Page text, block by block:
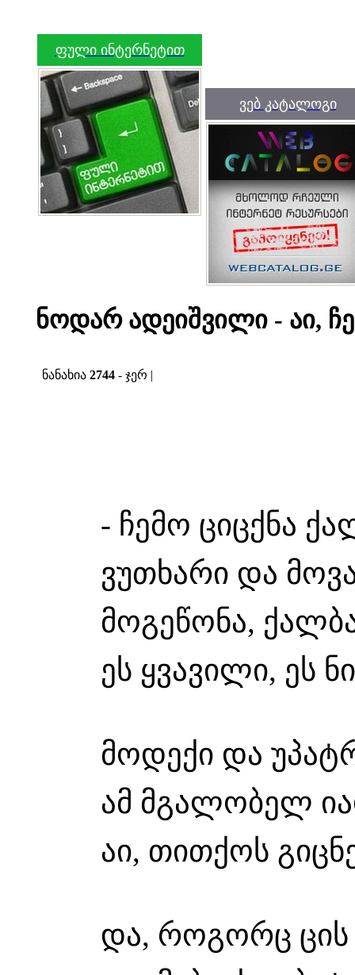
ფული ინტერნეტით
ვებ კატალოგი
ნოდარ ადეიშვილი - აი,
ნანახია 2744 - ჯერ |
- ჩემო ციცქნა
ვუთხარი და
მოგეწონა,
ეს ყვავილი, ეს
მოდექი და
ამ მგალობელ
აი, თითქოს
და, როგორც ცის